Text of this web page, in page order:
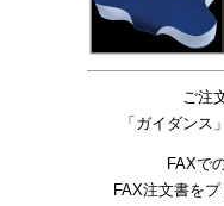
ご注
「ガイダンス
FAXで
FAX注文書をプ